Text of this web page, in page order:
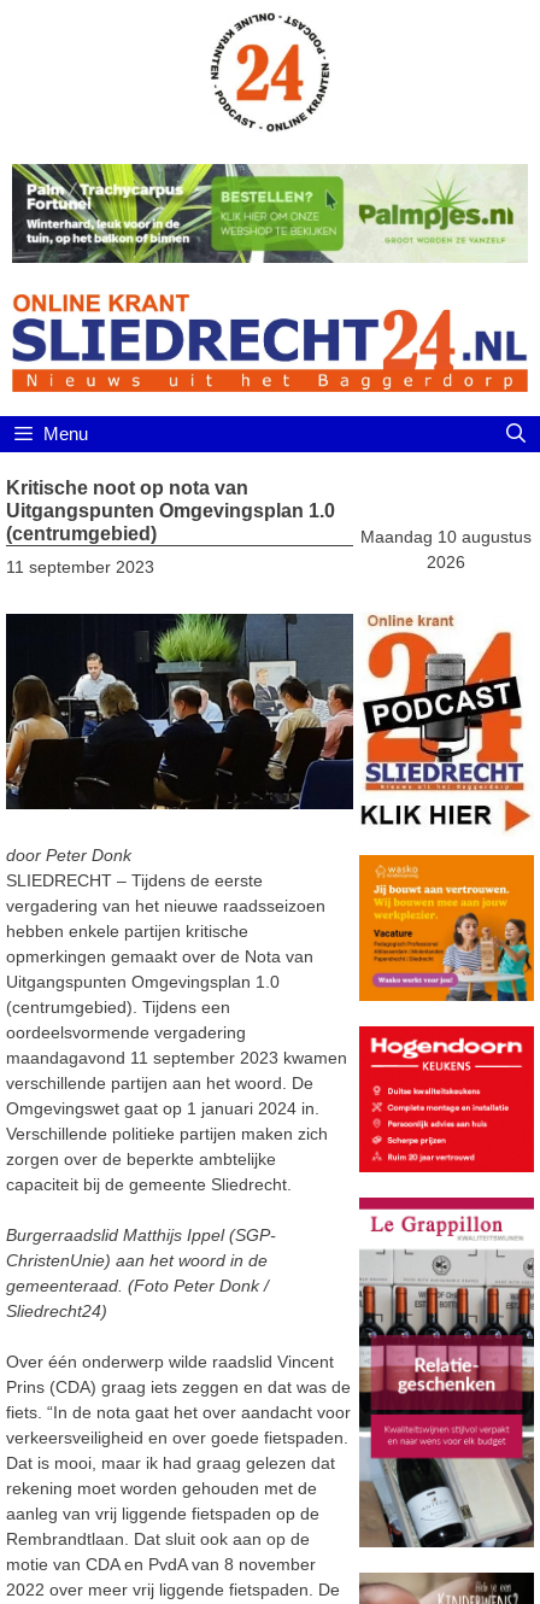
Menu
Kritische noot op nota van
Uitgangspunten Omgevingsplan 1.0
(centrumgebied)
11 september 2023
door Peter Donk
SLIEDRECHT – Tijdens de eerste
vergadering van het nieuwe raadsseizoen
hebben enkele partijen kritische
opmerkingen gemaakt over de Nota van
Uitgangspunten Omgevingsplan 1.0
(centrumgebied). Tijdens een
oordeelsvormende vergadering
maandagavond 11 september 2023 kwamen
verschillende partijen aan het woord. De
Omgevingswet gaat op 1 januari 2024 in.
Verschillende politieke partijen maken zich
zorgen over de beperkte ambtelijke
capaciteit bij de gemeente Sliedrecht.
Burgerraadslid Matthijs Ippel (SGP-
ChristenUnie) aan het woord in de
gemeenteraad. (Foto Peter Donk /
Sliedrecht24)
Over één onderwerp wilde raadslid Vincent
Prins (CDA) graag iets zeggen en dat was de
fiets. “In de nota gaat het over aandacht voor
verkeersveiligheid en over goede fietspaden.
Dat is mooi, maar ik had graag gelezen dat
rekening moet worden gehouden met de
aanleg van vrij liggende fietspaden op de
Rembrandtlaan. Dat sluit ook aan op de
motie van CDA en PvdA van 8 november
2022 over meer vrij liggende fietspaden. De
Maandag 10 augustus
2026